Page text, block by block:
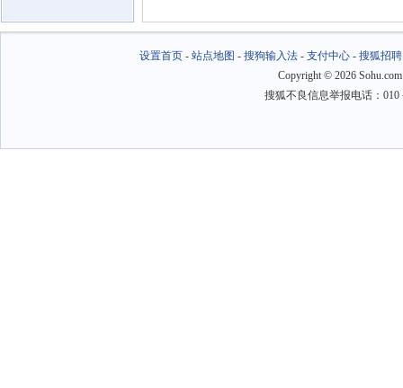
设置首页- 站点地图 - 搜狗输入法- 支付中心- 搜狐招聘
Copyright © 2026
搜狐不良信息举报电话：010